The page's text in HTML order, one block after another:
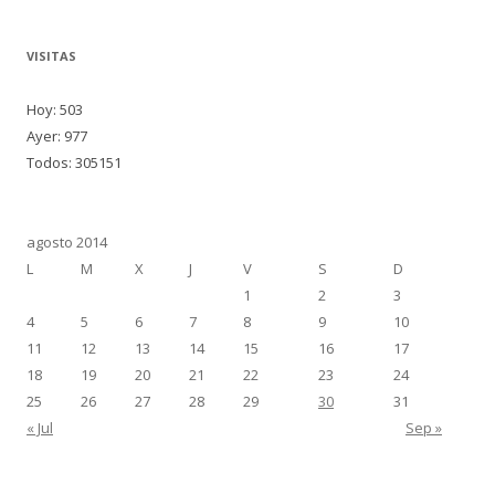
VISITAS
Hoy: 503
Ayer: 977
Todos: 305151
agosto 2014
L
M X J V S D
« Jul Sep »
1 2
3
4
5 6 7 8 9
10
11
12 13 14 15 16
17
18
19 20 21 22 23
24
25
26 27 28 29 30 31